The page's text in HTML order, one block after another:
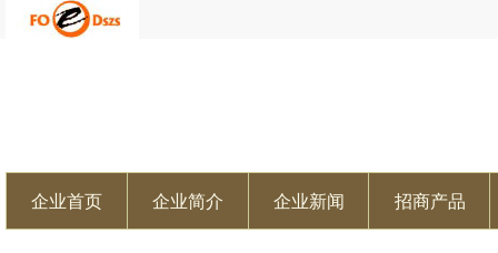
企业首页 企业简介 企业新闻 招商产品